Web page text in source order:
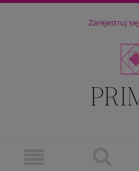
Zarejestruj się